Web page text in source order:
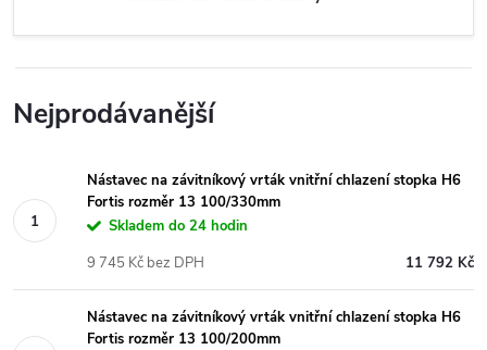
Nejprodávanější
Nástavec na závitníkový vrták vnitřní chlazení stopka H6
Fortis rozměr 13 100/330mm
Skladem do 24 hodin
11 792 Kč
9 745 Kč bez DPH
Nástavec na závitníkový vrták vnitřní chlazení stopka H6
Fortis rozměr 13 100/200mm